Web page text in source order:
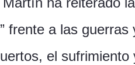
frente a las
el